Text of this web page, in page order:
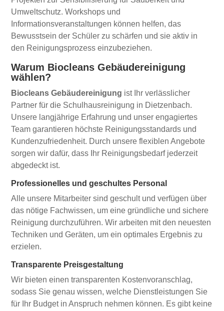
Umweltschutz. Workshops und
Informationsveranstaltungen können helfen, das
Bewusstsein der Schüler zu schärfen und sie aktiv in
den Reinigungsprozess einzubeziehen.
Warum Biocleans Gebäudereinigung
wählen?
Biocleans Gebäudereinigung ist Ihr verlässlicher
Partner für die Schulhausreinigung in Dietzenbach.
Unsere langjährige Erfahrung und unser engagiertes
Team garantieren höchste Reinigungsstandards und
Kundenzufriedenheit. Durch unsere flexiblen Angebote
sorgen wir dafür, dass Ihr Reinigungsbedarf jederzeit
abgedeckt ist.
Professionelles und geschultes Personal
Alle unsere Mitarbeiter sind geschult und verfügen über
das nötige Fachwissen, um eine gründliche und sichere
Reinigung durchzuführen. Wir arbeiten mit den neuesten
Techniken und Geräten, um ein optimales Ergebnis zu
erzielen.
Transparente Preisgestaltung
Wir bieten einen transparenten Kostenvoranschlag,
sodass Sie genau wissen, welche Dienstleistungen Sie
für Ihr Budget in Anspruch nehmen können. Es gibt keine